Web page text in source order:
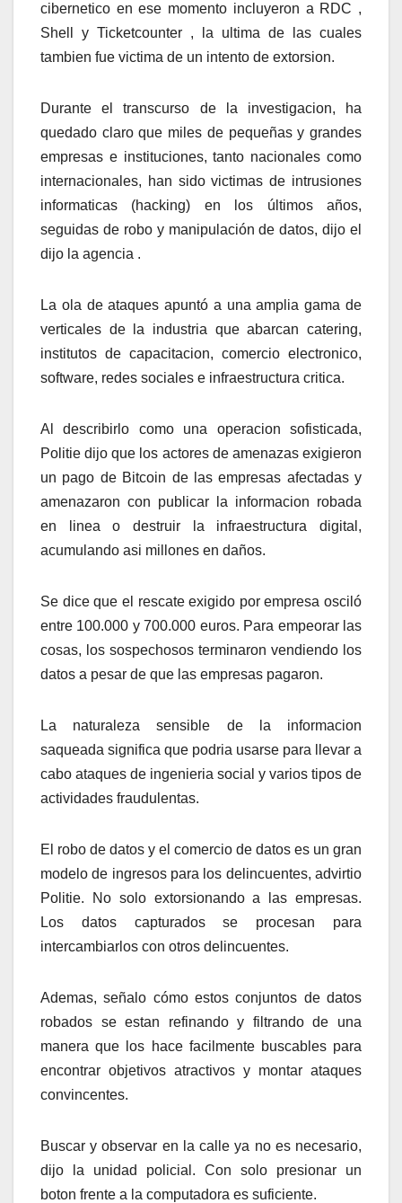
cibernetico en ese momento incluyeron a RDC ,
Shell y Ticketcounter , la ultima de las cuales
tambien fue victima de un intento de extorsion.
Durante el transcurso de la investigacion, ha
quedado claro que miles de pequeñas y grandes
empresas e instituciones, tanto nacionales como
internacionales, han sido victimas de intrusiones
informaticas (hacking) en los últimos años,
seguidas de robo y manipulación de datos, dijo el
dijo la agencia .
La ola de ataques apuntó a una amplia gama de
verticales de la industria que abarcan catering,
institutos de capacitacion, comercio electronico,
software, redes sociales e infraestructura critica.
Al describirlo como una operacion sofisticada,
Politie dijo que los actores de amenazas exigieron
un pago de Bitcoin de las empresas afectadas y
amenazaron con publicar la informacion robada
en linea o destruir la infraestructura digital,
acumulando asi millones en daños.
Se dice que el rescate exigido por empresa osciló
entre 100.000 y 700.000 euros. Para empeorar las
cosas, los sospechosos terminaron vendiendo los
datos a pesar de que las empresas pagaron.
La naturaleza sensible de la informacion
saqueada significa que podria usarse para llevar a
cabo ataques de ingenieria social y varios tipos de
actividades fraudulentas.
El robo de datos y el comercio de datos es un gran
modelo de ingresos para los delincuentes, advirtio
Politie. No solo extorsionando a las empresas.
Los datos capturados se procesan para
intercambiarlos con otros delincuentes.
Ademas, señalo cómo estos conjuntos de datos
robados se estan refinando y filtrando de una
manera que los hace facilmente buscables para
encontrar objetivos atractivos y montar ataques
convincentes.
Buscar y observar en la calle ya no es necesario,
dijo la unidad policial. Con solo presionar un
boton frente a la computadora es suficiente.